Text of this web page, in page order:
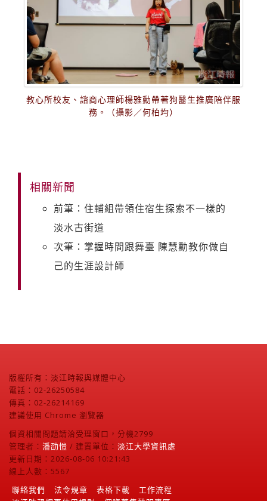
教心所校友、諮商心理師楊雅勳帶著狗醫生推廣陪伴服
務。（攝影／何柏均）
相關新聞
前筆：住輔組帶領住宿生探索不一樣的
淡水古街道
次筆：掌握時間跟舞臺 陳慧勳教你做自
己的生涯設計師
版權所有：淡江時報與媒體中心
電話：02-26250584
傳真：02-26214169
建議使用 Chrome 瀏覽器
個資相關問題請洽受理窗口，分機2799
管理者： 潘劭愷 / 建置單位： 淡江大學資訊處
更新日期：2026-08-06 10:21:43
線上人數：5567
聯絡我們
法令規章 表格下載
工作流程